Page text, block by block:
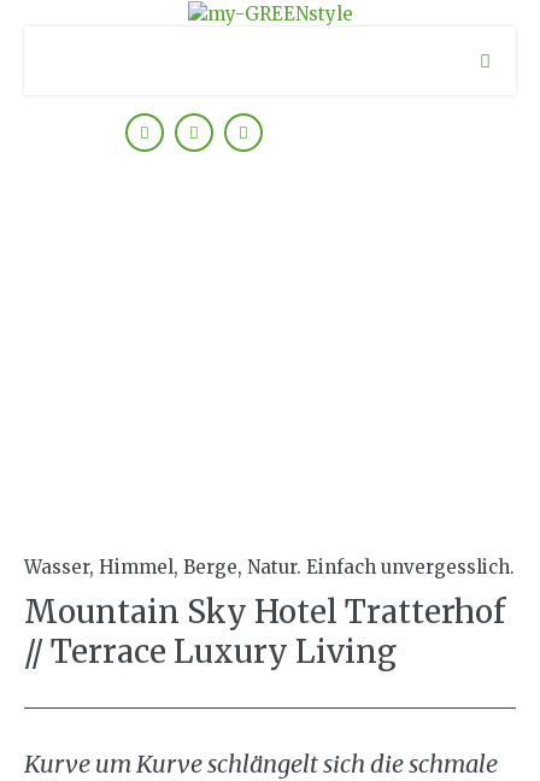
Wasser, Himmel, Berge, Natur. Einfach unvergesslich.
Mountain Sky Hotel Tratterhof
// Terrace Luxury Living
Kurve um Kurve schlängelt sich die schmale